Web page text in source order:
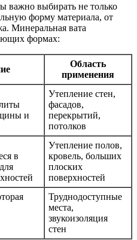
важно выбирать не только
форму материала, от
Минеральная вата
формах:
Область
применения
и
Утепление стен,
фасадов,
перекрытий,
потолков
в
Утепление полов,
кровель, больших
плоских
поверхностей
Труднодоступные
места,
звукоизоляция
стен